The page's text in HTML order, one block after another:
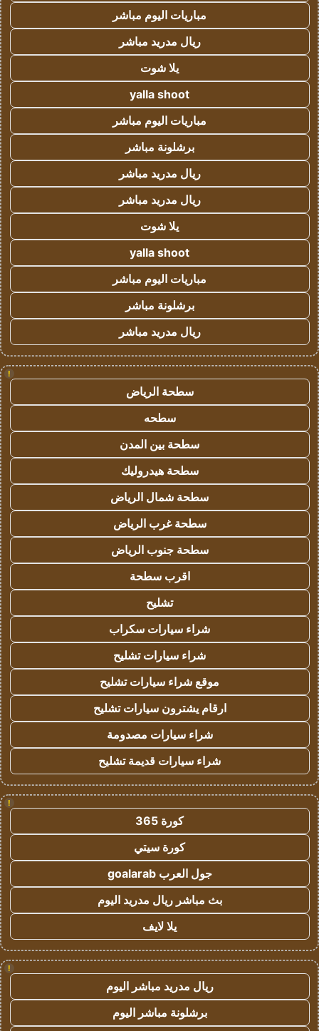
مباريات اليوم مباشر
ريال مدريد مباشر
يلا شوت
yalla shoot
مباريات اليوم مباشر
برشلونة مباشر
ريال مدريد مباشر
ريال مدريد مباشر
يلا شوت
yalla shoot
مباريات اليوم مباشر
برشلونة مباشر
ريال مدريد مباشر
!
سطحة الرياض
سطحه
سطحة بين المدن
سطحة هيدروليك
سطحة شمال الرياض
سطحة غرب الرياض
سطحة جنوب الرياض
اقرب سطحة
تشليح
شراء سيارات سكراب
شراء سيارات تشليح
موقع شراء سيارات تشليح
ارقام يشترون سيارات تشليح
شراء سيارات مصدومة
شراء سيارات قديمة تشليح
!
كورة 365
كورة سيتي
جول العرب goalarab
بث مباشر ريال مدريد اليوم
يلا لايف
!
ريال مدريد مباشر اليوم
برشلونة مباشر اليوم